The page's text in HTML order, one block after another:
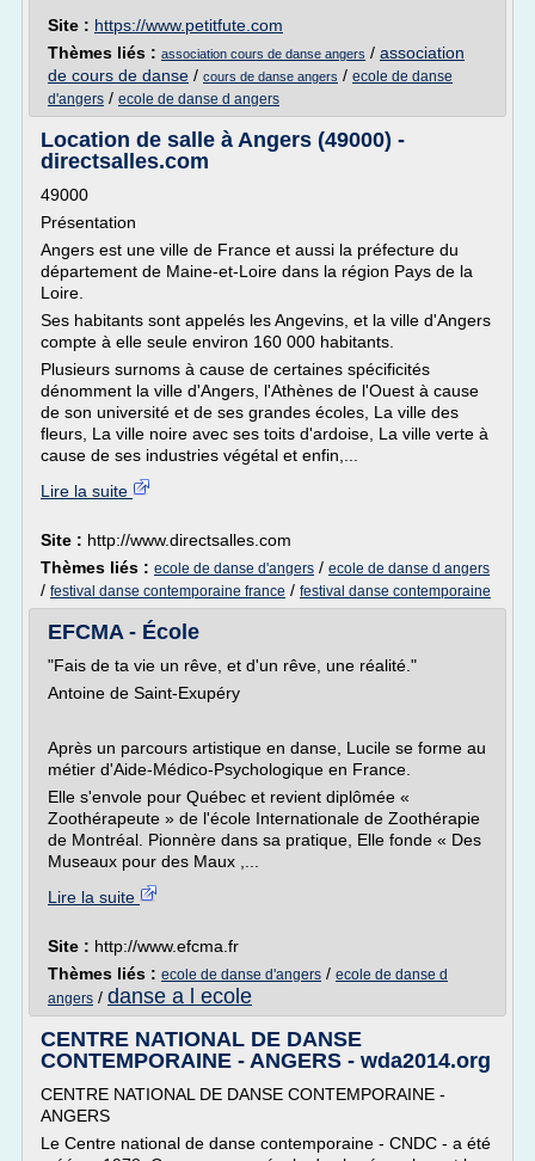
Site : https://www.petitfute.com
Thèmes liés : association cours de danse angers / association
de cours de danse / cours de danse angers / ecole de danse
d'angers / ecole de danse d angers
Location de salle à Angers (49000) -
directsalles.com
49000
Présentation
Angers est une ville de France et aussi la préfecture du
département de Maine-et-Loire dans la région Pays de la
Loire.
Ses habitants sont appelés les Angevins, et la ville d'Angers
compte à elle seule environ 160 000 habitants.
Plusieurs surnoms à cause de certaines spécificités
dénomment la ville d'Angers, l'Athènes de l'Ouest à cause
de son université et de ses grandes écoles, La ville des
fleurs, La ville noire avec ses toits d'ardoise, La ville verte à
cause de ses industries végétal et enfin,...
Lire la suite
Site : http://www.directsalles.com
Thèmes liés : ecole de danse d'angers / ecole de danse d angers
/ festival danse contemporaine france / festival danse contemporaine
EFCMA - École
"Fais de ta vie un rêve, et d'un rêve, une réalité."
Antoine de Saint-Exupéry
Après un parcours artistique en danse, Lucile se forme au
métier d'Aide-Médico-Psychologique en France.
Elle s'envole pour Québec et revient diplômée «
Zoothérapeute » de l'école Internationale de Zoothérapie
de Montréal. Pionnère dans sa pratique, Elle fonde « Des
Museaux pour des Maux ,...
Lire la suite
Site : http://www.efcma.fr
Thèmes liés : ecole de danse d'angers / ecole de danse d
angers / danse a l ecole
CENTRE NATIONAL DE DANSE
CONTEMPORAINE - ANGERS - wda2014.org
CENTRE NATIONAL DE DANSE CONTEMPORAINE -
ANGERS
Le Centre national de danse contemporaine - CNDC - a été